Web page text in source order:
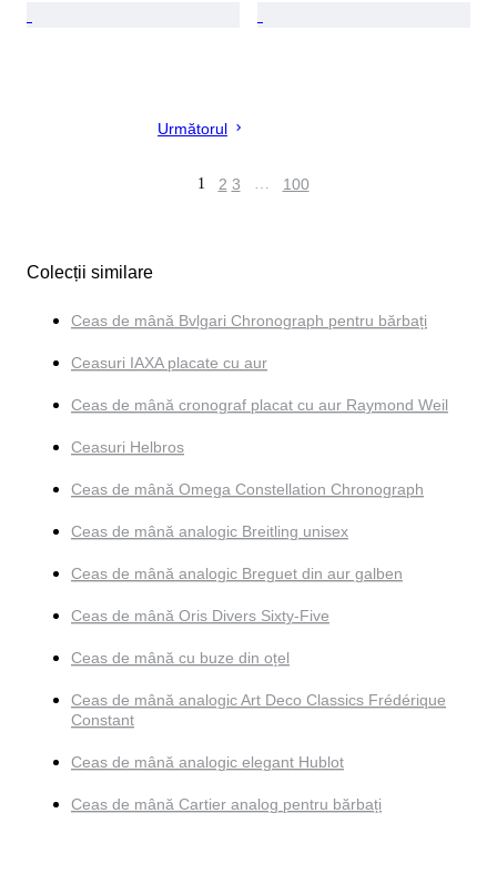
Următorul
1 2 3 … 100
Colecții similare
Ceas de mână Bvlgari Chronograph pentru bărbați
Ceasuri IAXA placate cu aur
Ceas de mână cronograf placat cu aur Raymond Weil
Ceasuri Helbros
Ceas de mână Omega Constellation Chronograph
Ceas de mână analogic Breitling unisex
Ceas de mână analogic Breguet din aur galben
Ceas de mână Oris Divers Sixty-Five
Ceas de mână cu buze din oțel
Ceas de mână analogic Art Deco Classics Frédérique
Constant
Ceas de mână analogic elegant Hublot
Ceas de mână Cartier analog pentru bărbați